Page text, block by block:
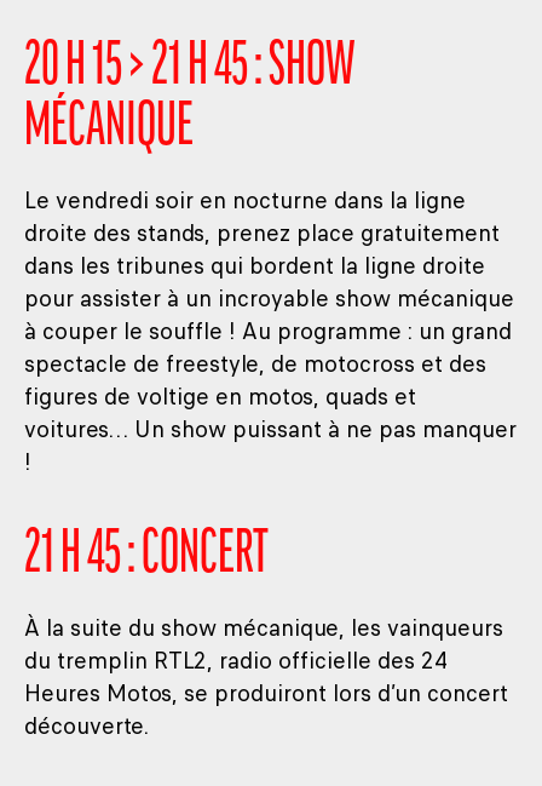
20 H 15 > 21 H 45 : SHOW
MÉCANIQUE
Le vendredi soir en nocturne dans la ligne
droite des stands, prenez place gratuitement
dans les tribunes qui bordent la ligne droite
pour assister à un incroyable show mécanique
à couper le souffle ! Au programme : un grand
spectacle de freestyle, de motocross et des
figures de voltige en motos, quads et
voitures… Un show puissant à ne pas manquer
!
21 H 45 : CONCERT
À la suite du show mécanique, les vainqueurs
du tremplin RTL2, radio officielle des 24
Heures Motos, se produiront lors d’un concert
découverte.